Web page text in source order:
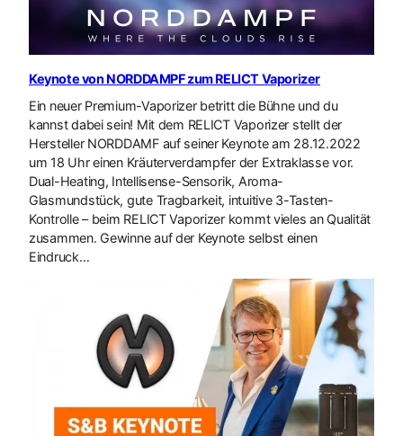
Keynote von NORDDAMPF zum RELICT Vaporizer
Ein neuer Premium-Vaporizer betritt die Bühne und du
kannst dabei sein! Mit dem RELICT Vaporizer stellt der
Hersteller NORDDAMF auf seiner Keynote am 28.12.2022
um 18 Uhr einen Kräuterverdampfer der Extraklasse vor.
Dual-Heating, Intellisense-Sensorik, Aroma-
Glasmundstück, gute Tragbarkeit, intuitive 3-Tasten-
Kontrolle – beim RELICT Vaporizer kommt vieles an Qualität
zusammen. Gewinne auf der Keynote selbst einen
Eindruck…